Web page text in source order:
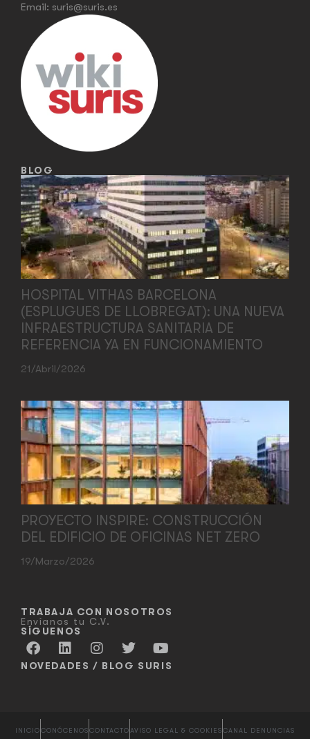
Email: suris@suris.es
BLOG
HOSPITAL VITHAS BARCELONA
(ESPLUGUES DE LLOBREGAT): UNA NUEVA
INFRAESTRUCTURA SANITARIA DE
REFERENCIA YA EN FUNCIONAMIENTO
21/abril/2026
PROYECTO INSPIRE: CONSTRUCCIÓN
DEL EDIFICIO DE OFICINAS NET ZERO
19/marzo/2026
TRABAJA CON NOSOTROS
Envíanos tu C.V.
SÍGUENOS
NOVEDADES / BLOG SURIS
INICIOCONÓCENOSCONTACTO AVISO LEGAL & COOKIESCANAL DENUNCIAS